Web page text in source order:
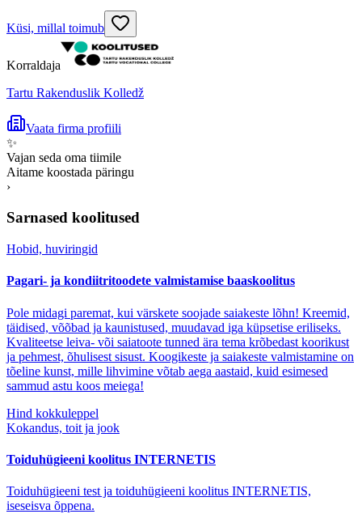
Küsi, millal toimub
Korraldaja
Tartu Rakenduslik Kolledž
Vaata firma profiili
✨
Vajan seda oma tiimile
Aitame koostada päringu
›
Sarnased koolitused
Hobid, huviringid
Pagari- ja kondiitritoodete valmistamise baaskoolitus
Pole midagi paremat, kui värskete soojade saiakeste lõhn! Kreemid,
täidised, võõbad ja kaunistused, muudavad iga küpsetise eriliseks.
Kvaliteetse leiva- või saiatoote tunned ära tema krõbedast koorikust
ja pehmest, õhulisest sisust. Koogikeste ja saiakeste valmistamine on
tõeline kunst, mille lihvimine võtab aega aastaid, kuid esimesed
sammud astu koos meiega!
Hind kokkuleppel
Kokandus, toit ja jook
Toiduhügieeni koolitus INTERNETIS
Toiduhügieeni test ja toiduhügieeni koolitus INTERNETIS,
iseseisva õppena.